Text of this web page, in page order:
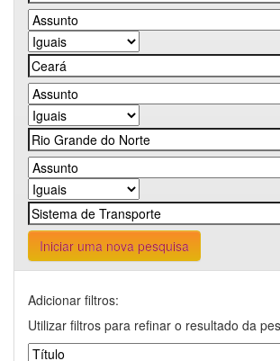
Iniciar uma nova pesquisa
Adicionar filtros:
Utilizar filtros para refinar o resultado da